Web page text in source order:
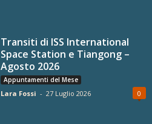
Transiti di ISS International
Space Station e Tiangong –
Agosto 2026
Appuntamenti del Mese
Lara Fossi - 27 Luglio 2026 0